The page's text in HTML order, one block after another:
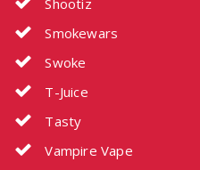
Shootiz
Smokewars
Swoke
T-Juice
Tasty
Vampire Vape